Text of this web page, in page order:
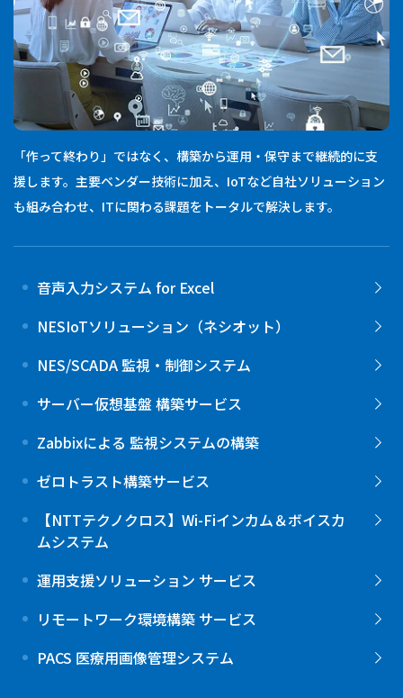
「作って終わり」ではなく、構築から運用・保守まで継続的に支
援します。主要ベンダー技術に加え、IoTなど自社ソリューション
も組み合わせ、ITに関わる課題をトータルで解決します。
音声入力システム for Excel
NESIoTソリューション（ネシオット）
NES/SCADA 監視・制御システム
サーバー仮想基盤 構築サービス
Zabbixによる 監視システムの構築
ゼロトラスト構築サービス
【NTTテクノクロス】Wi-Fiインカム＆ボイスカ
ムシステム
運用支援ソリューション サービス
リモートワーク環境構築 サービス
PACS 医療用画像管理システム